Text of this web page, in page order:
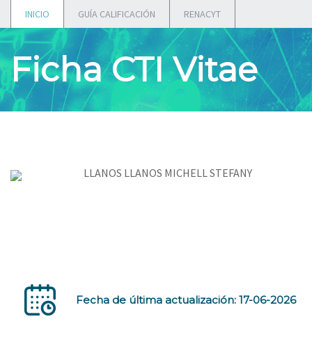
INICIO GUÍA CALIFICACIÓN RENACYT
Ficha CTI Vitae
LLANOS LLANOS MICHELL STEFANY
Fecha de última actualización: 17-06-2026